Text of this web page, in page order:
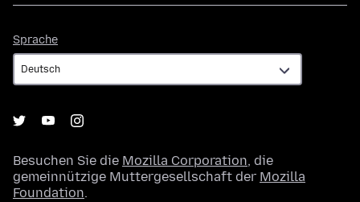
Sprache
Besuchen Sie die Mozilla Corporation, die
gemeinnützige Muttergesellschaft der Mozilla
Foundation.